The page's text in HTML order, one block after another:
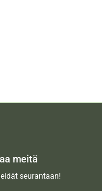
meitä
seurantaan!